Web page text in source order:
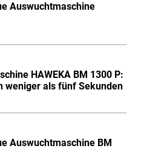
Auswuchtmaschine
HAWEKA BM 1300 P:
weniger als fünf Sekunden
Auswuchtmaschine BM